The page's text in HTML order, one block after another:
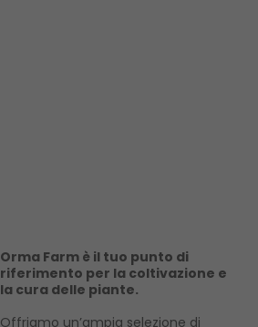
Orma Farm è il tuo punto di
riferimento per la coltivazione e
la cura delle piante.
Offriamo un’ampia selezione di